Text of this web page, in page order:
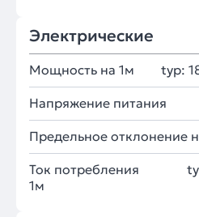
Электрические
Мощность на 1м typ:
Напряжение питания
Предельное отклонение
Ток потребления
1м